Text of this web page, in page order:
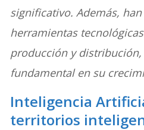
significativo. Además,
herramientas
producción y
fundamental en su
Inteligencia
territorios